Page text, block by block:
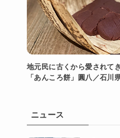
地元民に古くから愛されて
「あんころ餅」圓八／石川
ニュース